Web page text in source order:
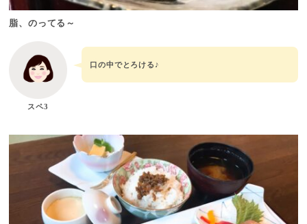
脂、のってる～
スペ3
口の中でとろける♪